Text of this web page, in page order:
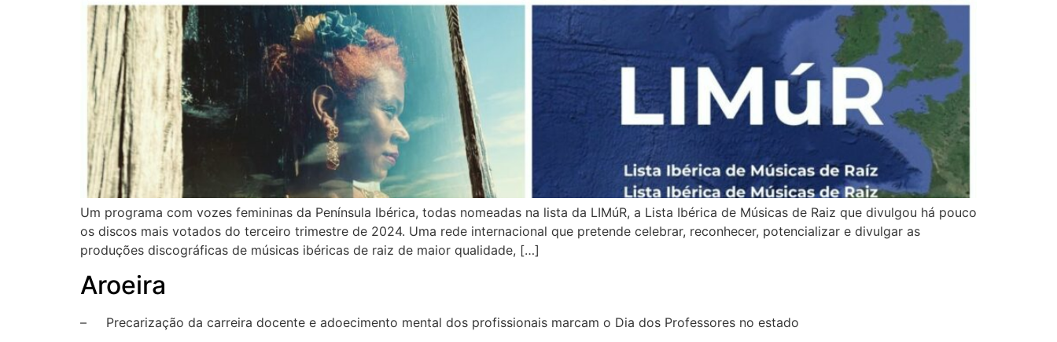
Um programa com vozes femininas da Península Ibérica, todas nomeadas na lista da LIMúR, a Lista Ibérica de Músicas de Raiz que divulgou há pouco
os discos mais votados do terceiro trimestre de 2024. Uma rede internacional que pretende celebrar, reconhecer, potencializar e divulgar as
produções discográficas de músicas ibéricas de raiz de maior qualidade, […]
Aroeira
– Precarização da carreira docente e adoecimento mental dos profissionais marcam o Dia dos Professores no estado